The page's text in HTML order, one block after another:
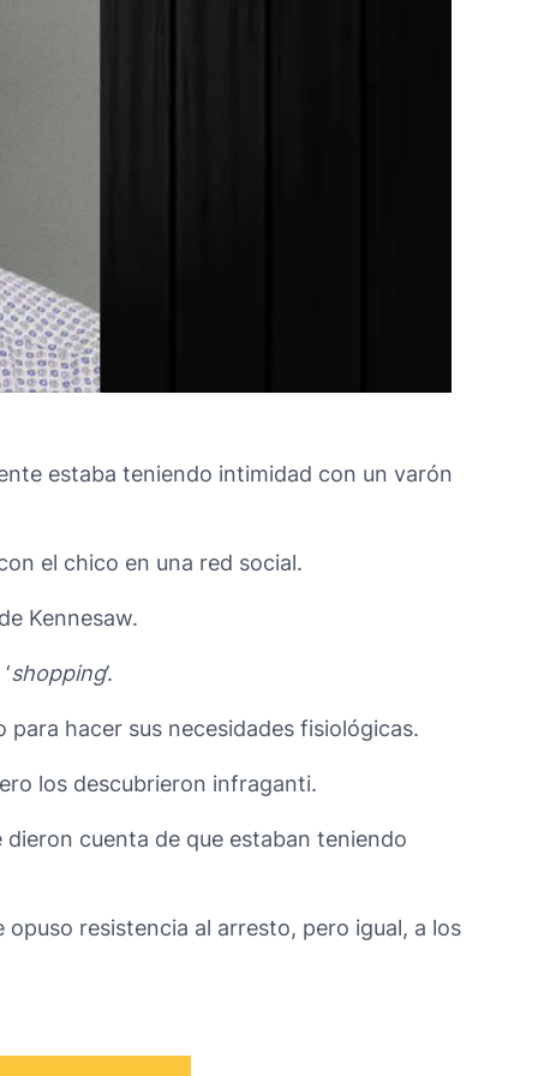
estaba teniendo intimidad con un varón
el chico en una red social.
Kennesaw.
shopping’.
hacer sus necesidades fisiológicas.
los descubrieron infraganti.
cuenta de que estaban teniendo
resistencia al arresto, pero igual, a los